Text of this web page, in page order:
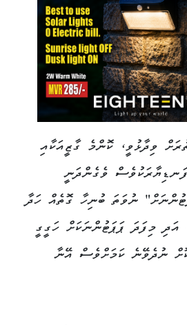
ވިދާޅުވީ، ކޮންމެ ގާޒީއަކާއި
ވެގެންދަނީ
ނުވަތަ ބުނިހާ ގޮތެއް ހަދާ
އަދި މިފަދަ ޕަޕަޓުންނަކަށް ހަގީގީ
ނުދެވޭނެ ކަމަށްވެސް އޭނާ